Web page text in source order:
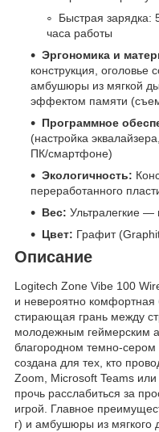
Быстрая зарядка:
часа работы
Эргономика и
конструкция, оголовье
амбушюры из мягкой
эффектом памяти
Программное
(настройка
ПК/смартфоне)
Экологичность:
переработанного
Вес: Ультралегкие —
Цвет: Графит
Описание
Logitech Zone Vibe 100
и невероятно комфортная
стирающая грань между
молодежным геймерским
благородном темно-сером
создана для тех, кто
Zoom, Microsoft Teams
прочь расслабиться за
игрой. Главное
г) и амбушюры из мягкого